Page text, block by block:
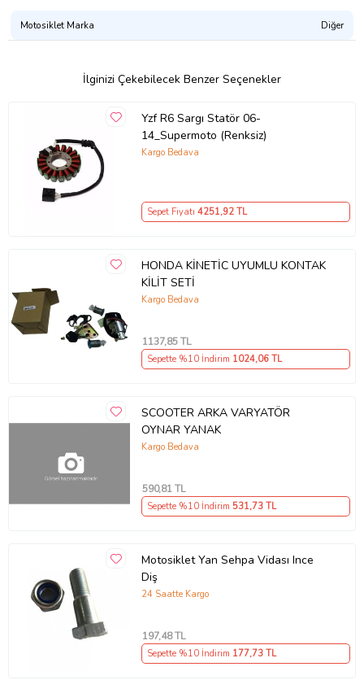
Motosiklet Marka Diğer
İlginizi Çekebilecek Benzer Seçenekler
Yzf R6 Sargı Statör 06-
14_Supermoto (Renksiz)
Kargo Bedava
Sepet Fiyatı 4251,92 TL
HONDA KİNETİC UYUMLU KONTAK
KİLİT SETİ
Kargo Bedava
1137,85 TL
Sepette %10 İndirim 1024,06 TL
SCOOTER ARKA VARYATÖR
OYNAR YANAK
Kargo Bedava
590,81 TL
Sepette %10 İndirim 531,73 TL
Motosiklet Yan Sehpa Vidası Ince
Diş
24 Saatte Kargo
197,48 TL
Sepette %10 İndirim 177,73 TL